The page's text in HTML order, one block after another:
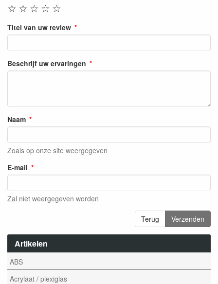
Artikelen
ABS
Acrylaat / plexiglas
☆
☆
☆
☆
☆
Titel van uw review
Beschrijf uw ervaringen
Naam
Zoals op onze site weergegeven
E-mail
Zal niet weergegeven worden
Terug Verzenden